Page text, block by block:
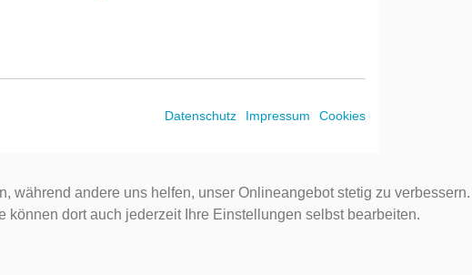
Datenschutz Impressum Cookies
andere uns helfen, unser Onlineangebot stetig zu verbessern.
können dort auch jederzeit Ihre Einstellungen selbst bearbeiten.